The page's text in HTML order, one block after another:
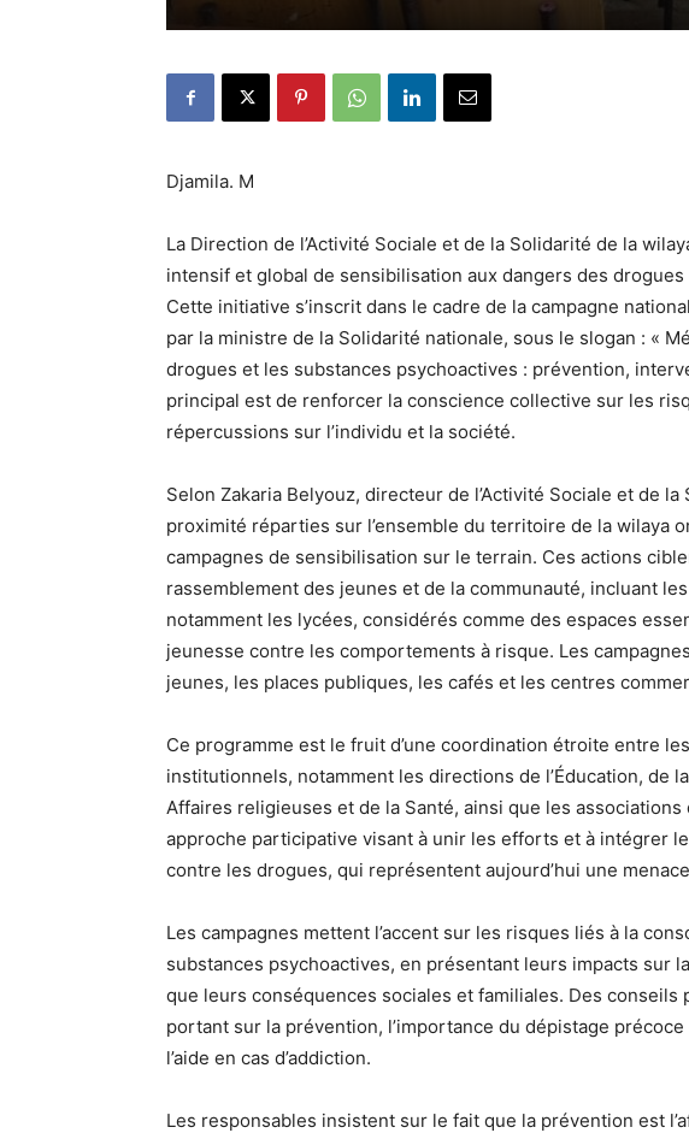
Djamila. M
La Direction de l’Activité Sociale et de la Solidarité de la
intensif et global de sensibilisation aux dangers des
Cette initiative s’inscrit dans le cadre de la campagne
par la ministre de la Solidarité nationale, sous le slogan : «
drogues et les substances psychoactives : prévention,
principal est de renforcer la conscience collective sur les
répercussions sur l’individu et la société.
Selon Zakaria Belyouz, directeur de l’Activité Sociale et de
proximité réparties sur l’ensemble du territoire de la wilaya
campagnes de sensibilisation sur le terrain. Ces actions
rassemblement des jeunes et de la communauté, incluant
notamment les lycées, considérés comme des espaces
jeunesse contre les comportements à risque. Les
jeunes, les places publiques, les cafés et les centres
Ce programme est le fruit d’une coordination étroite entre
institutionnels, notamment les directions de l’Éducation, de
Affaires religieuses et de la Santé, ainsi que les
approche participative visant à unir les efforts et à intégrer
contre les drogues, qui représentent aujourd’hui une
Les campagnes mettent l’accent sur les risques liés à la
substances psychoactives, en présentant leurs impacts sur
que leurs conséquences sociales et familiales. Des
portant sur la prévention, l’importance du dépistage
l’aide en cas d’addiction.
Les responsables insistent sur le fait que la prévention est